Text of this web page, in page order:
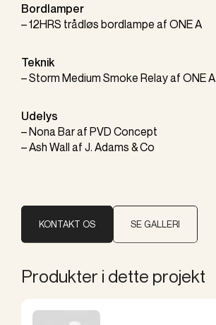
Bordlamper
–12HRS trådløs bordlampe af ONE A
Teknik
–Storm Medium Smoke Relayaf ONE A
Udelys
–Nona Baraf PVD Concept
–Ash Wall af J. Adams & Co
KONTAKT OS SE GALLERI
Produkter i dette projekt